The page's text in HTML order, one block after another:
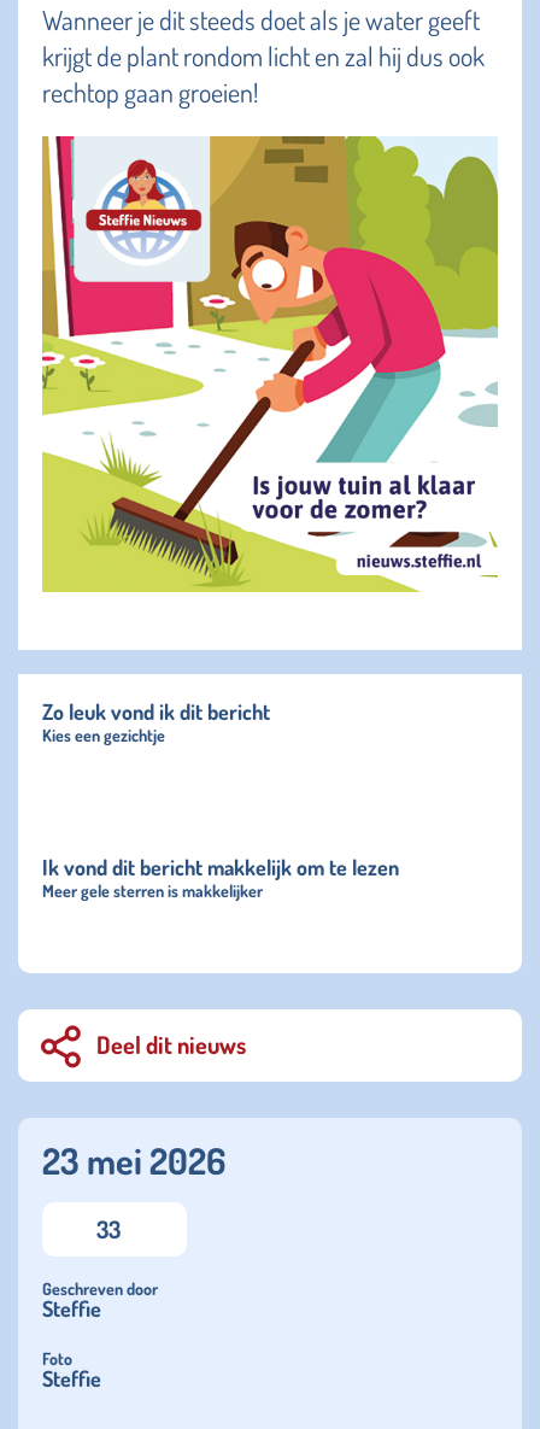
Wanneer je dit steeds doet als je water geeft
krijgt de plant rondom licht en zal hij dus ook
rechtop gaan groeien!
Zo leuk vond ik dit bericht
Kies een gezichtje
Ik vond dit bericht makkelijk om te lezen
Meer gele sterren is makkelijker
Deel dit nieuws
23 mei 2026
33
Geschreven door
Steffie
Foto
Steffie